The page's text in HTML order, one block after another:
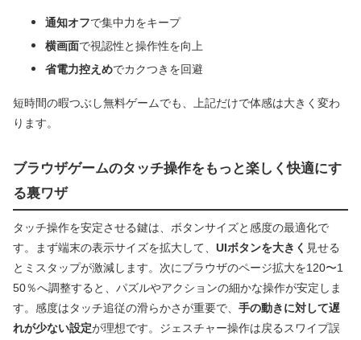
通知オフで集中力をキープ
横画面で視認性と操作性を向上
省電力控えめでカクつきを回避
短時間の暇つぶし無料ゲームでも、上記だけで体感は大きく変わ
ります。
ブラウザゲームのタッチ操作をもっと楽しく快適にす
る裏ワザ
タッチ操作を安定させる鍵は、ボタンサイズと感度の最適化で
す。まず端末の表示サイズを拡大して、 UIボタンを大きく 見せる
とミスタップが激減します。次にブラウザのページ拡大を120〜1
50％へ調整すると、パズルやアクションの細かな操作が安定しま
す。感度はタッチ追従の滑らかさが重要で、 手の動きに対して遅
れが少ない設定が理想です。ジェスチャー操作は戻るスワイプ誤